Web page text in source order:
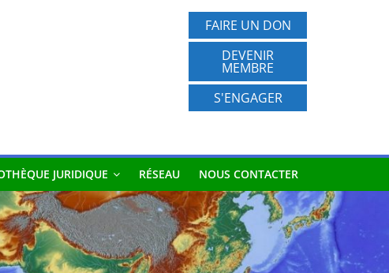
FAIRE UN DON
DEVENIR
MEMBRE
S'ENGAGER
JURIDIQUE RÉSEAU NOUS CONTACTER